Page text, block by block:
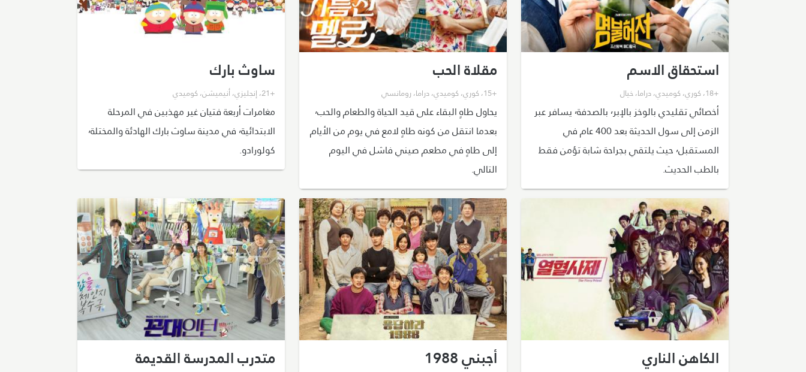
استحقاق الاسم
+18 ، كوري، كوميدي،دراما،خيال
أخصائي تقليدي بالوخز بالإبر٬ بالصدفة٬ يسافر عبر
الزمن إلى سول الحديثة بعد 400 عام في
المستقبل٬ حيث يلتقي بجراحة شابة تؤمن فقط
بالطب الحديث.
مقلاة الحب
+15 ، كوري، كوميدي،دراما، رومانسي
يحاول طاهٍ البقاء على قيد الحياة والطعام والحب٬
بعدما انتقل من كونه طاهٍ لامع في يوم من الأيام
إلى طاهٍ في مطعم صيني فاشل في اليوم
التالي.
ساوث بارك
+21 ، إنجليزي،أنيميشن، كوميدي
مغامرات أربعة فتيان غير مهذبين في المرحلة
الابتدائية٬ في مدينة ساوث بارك الهادئة والمختلة٬
كولورادو.
الكاهن الناري أجبني 1988 متدرب المدرسة القديمة